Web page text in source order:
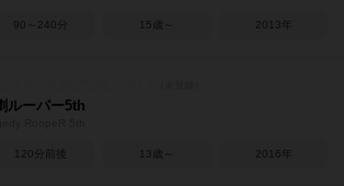
90～240分 15歳～ 2013年
ルーパー5th
120分前後 13歳～ 2016年